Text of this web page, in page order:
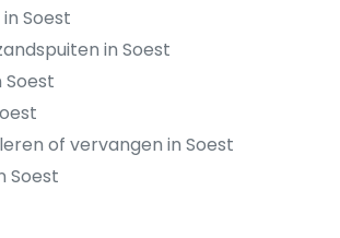
Soest
in Soest
Soest
of vervangen in Soest
Soest